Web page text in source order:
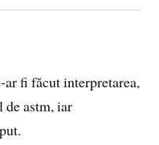
fi făcut interpretarea,
de astm, iar